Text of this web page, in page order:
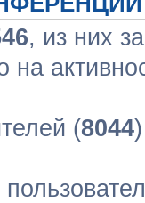
, из них
на
(8044